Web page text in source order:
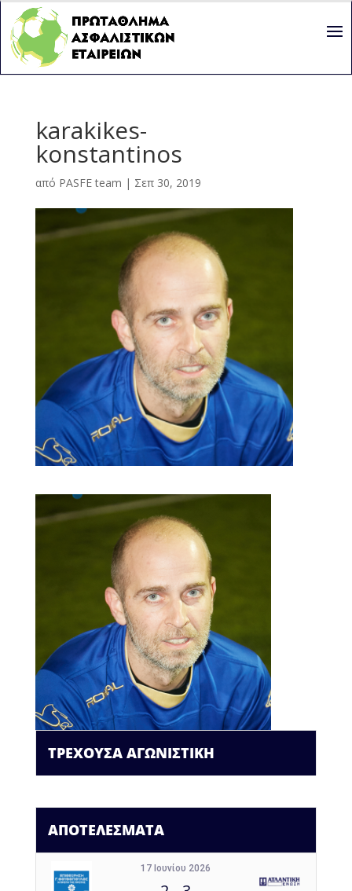
karakikes-
konstantinos
από PASFE team | Σεπ 30, 2019
ΤΡΕΧΟΥΣΑ ΑΓΩΝΙΣΤΙΚΗ
ΑΠΟΤΕΛΕΣΜΑΤΑ
17 Ιουνίου 2026